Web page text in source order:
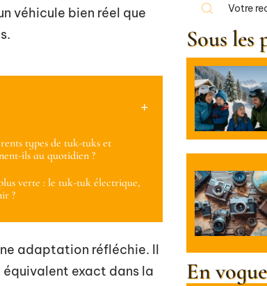
véhicule bien réel que
types de tuk-tuks et
ils au quotidien ?
verte : le tuk-tuk électrique,
?
adaptation réfléchie. Il
équivalent exact dans la
Sous les
En vogue